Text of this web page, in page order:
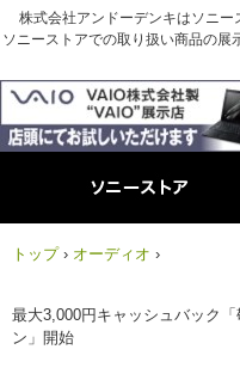
株式会社アンドーデンキはソニー
ソニーストアでの取り扱い商品の展
トップ › オーディオ ›
最大3,000円キャッシュバック
ン」開始